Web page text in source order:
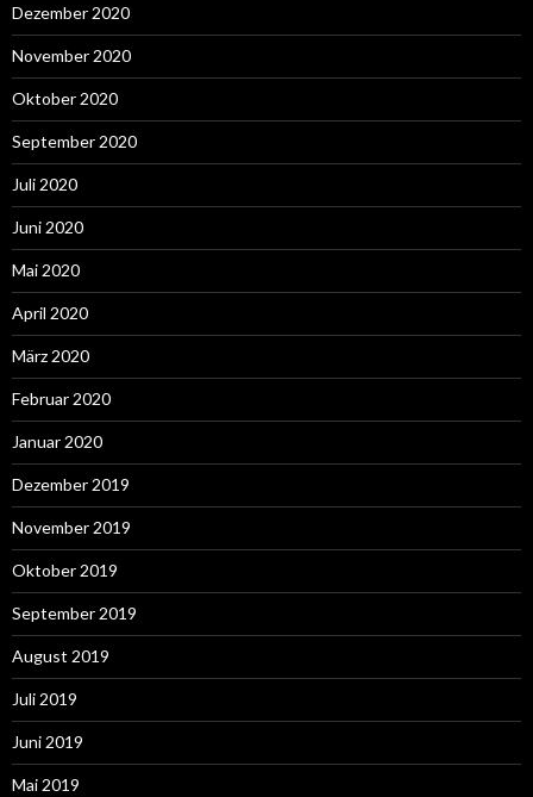
Dezember 2020
November 2020
Oktober 2020
September 2020
Juli 2020
Juni 2020
Mai 2020
April 2020
März 2020
Februar 2020
Januar 2020
Dezember 2019
November 2019
Oktober 2019
September 2019
August 2019
Juli 2019
Juni 2019
Mai 2019